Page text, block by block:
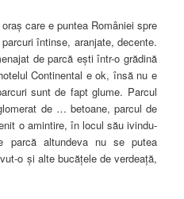
care e puntea României spre
întinse, aranjate, decente.
de parcă eşti într-o grădină
Continental e ok, însă nu e
sunt de fapt glume. Parcul
de … betoane, parcul de
o amintire, în locul său ivindu-
parcă altundeva nu se putea
o şi alte bucăţele de verdeaţă,